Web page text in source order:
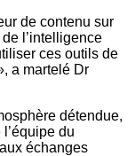
de contenu sur
l’intelligence
ces outils de
a martelé Dr
détendue,
du
échanges